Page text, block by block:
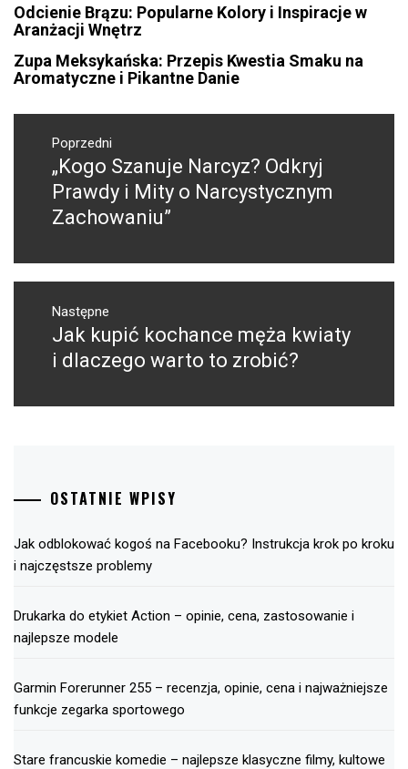
Odcienie Brązu: Popularne Kolory i Inspiracje w
Aranżacji Wnętrz
Zupa Meksykańska: Przepis Kwestia Smaku na
Aromatyczne i Pikantne Danie
Nawigacja
wpisuPoprzedni
Poprzedni
wpis:
„Kogo Szanuje Narcyz? Odkryj
Prawdy i Mity o Narcystycznym
Zachowaniu”
Następne
Następny
post:
Jak kupić kochance męża kwiaty
i dlaczego warto to zrobić?
OSTATNIE WPISY
Jak odblokować kogoś na Facebooku? Instrukcja krok po kroku
i najczęstsze problemy
Drukarka do etykiet Action – opinie, cena, zastosowanie i
najlepsze modele
Garmin Forerunner 255 – recenzja, opinie, cena i najważniejsze
funkcje zegarka sportowego
Stare francuskie komedie – najlepsze klasyczne filmy, kultowe